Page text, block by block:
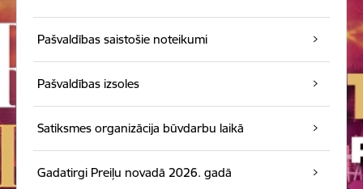
Pašvaldības saistošie noteikumi
Pašvaldības izsoles
Satiksmes organizācija būvdarbu laikā
Gadatirgi Preiļu novadā 2026. gadā